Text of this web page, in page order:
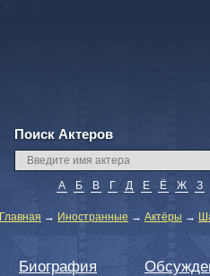
Поиск Актеров
А Б В Г Д Е Ё Ж З
Главная → Иностранные → Актёры →
Биография